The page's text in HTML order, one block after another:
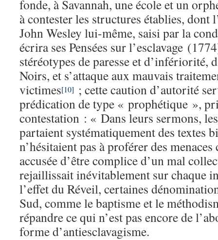
fonde, à Savannah, une école et un
à contester les structures établies, dont
John Wesley lui-même, saisi par la
écrira ses Pensées sur l’esclavage
stéréotypes de paresse et d’infériorité,
Noirs, et s’attaque aux mauvais
victimes[10] ; cette caution d’autorité
prédication de type « prophétique »,
contestation : « Dans leurs sermons,
partaient systématiquement des textes
n’hésitaient pas à proférer des
accusée d’être complice d’un mal
rejaillissait inévitablement sur chaque
l’effet du Réveil, certaines
Sud, comme le baptisme et le
répandre ce qui n’est pas encore de
forme d’antiesclavagisme.